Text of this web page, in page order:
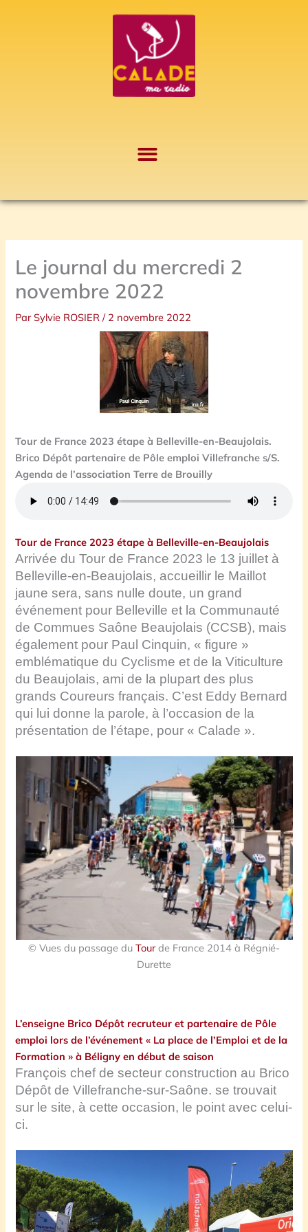
Le journal du mercredi 2
novembre 2022
ParSylvie ROSIER/ 2 novembre 2022
Tour de France 2023 étape à Belleville-en-Beaujolais.
Brico Dépôt partenaire de Pôle emploi Villefranche s/S.
Agenda de l’association Terre de Brouilly
Tour de France 2023 étape à Belleville-en-Beaujolais
Arrivée du Tour de France 2023 le 13 juillet à
Belleville-en-Beaujolais, accueillir le Maillot
jaune sera, sans nulle doute, un grand
événement pour Belleville et la Communauté
de Commues Saône Beaujolais (CCSB), mais
également pour Paul Cinquin, « figure »
emblématique du Cyclisme et de la Viticulture
du Beaujolais, ami de la plupart des plus
grands Coureurs français. C’est Eddy Bernard
qui lui donne la parole, à l’occasion de la
présentation de l’étape, pour « Calade ».
© Vues du passage du Tourde France 2014 à Régnié-
Durette
L’enseigne Brico Dépôt recruteur et partenaire de Pôle
emploi lors de l’événement « La place de l’Emploi et de la
Formation » à Béligny en début de saison
François chef de secteur construction au Brico
Dépôt de Villefranche-sur-Saône. se trouvait
sur le site, à cette occasion, le point avec celui-
ci.